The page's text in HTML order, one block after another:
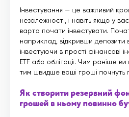
Інвестування — це важливий
незалежності, і навіть якщо у
варто почати інвестувати.
наприклад, відкривши депозити
інвестуючи в прості фінансові
ETF або облігації. Чим раніше
тим швидше ваші гроші
Як створити резервний
грошей в ньому повинно